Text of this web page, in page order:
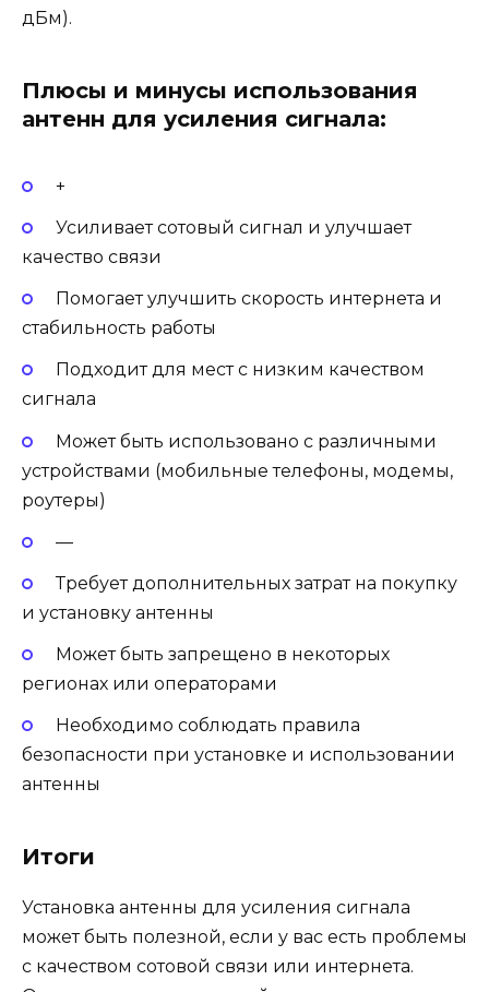
дБм).
Плюсы и минусы использования
антенн для усиления сигнала:
+
Усиливает сотовый сигнал и улучшает
качество связи
Помогает улучшить скорость интернета и
стабильность работы
Подходит для мест с низким качеством
сигнала
Может быть использовано с различными
устройствами (мобильные телефоны, модемы,
роутеры)
—
Требует дополнительных затрат на покупку
и установку антенны
Может быть запрещено в некоторых
регионах или операторами
Необходимо соблюдать правила
безопасности при установке и использовании
антенны
Итоги
Установка антенны для усиления сигнала
может быть полезной, если у вас есть проблемы
с качеством сотовой связи или интернета.